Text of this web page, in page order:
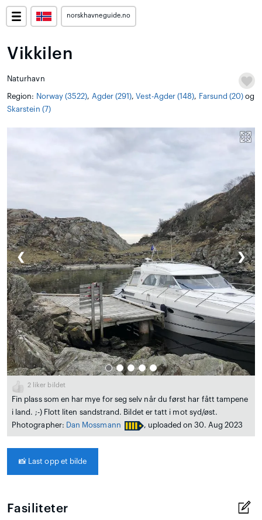
norskhavneguide.no
Vikkilen
Naturhavn
Region: Norway (3522), Agder (291),Vest-Agder (148), Farsund (20) og
Skarstein (7)
❮ ❯
2 liker bildet
Fin plass som en har mye for seg selv når du først har fått tampene
i land. ;-) Flott liten sandstrand. Bildet er tatt i mot syd/øst.
Photographer: Dan Mossmann , uploaded on 30. Aug 2023
📸 Last opp et bilde
Fasiliteter